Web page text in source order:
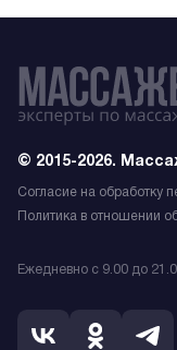
© 2015-2026.
Согласие на обработку
Политика в отношении
Ежедневно с 9.00 до